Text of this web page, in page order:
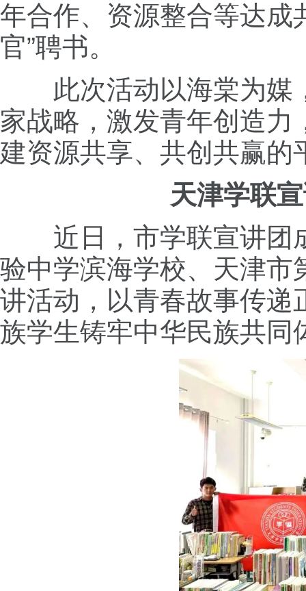
年合作、资源整合等达成
官”聘书。
此次活动以海棠为媒
家战略，激发青年创造
建资源共享、共创共赢的
天津学联
近日，市学联宣讲团
验中学滨海学校、天津市
讲活动，以青春故事传递
族学生铸牢中华民族共同